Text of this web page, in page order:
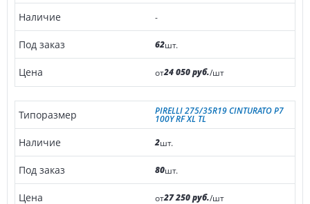
-
62шт.
от24 050 руб./шт
PIRELLI 275/35R19 CINTURATO P7
100Y RF XL TL
2шт.
80шт.
от27 250 руб./шт